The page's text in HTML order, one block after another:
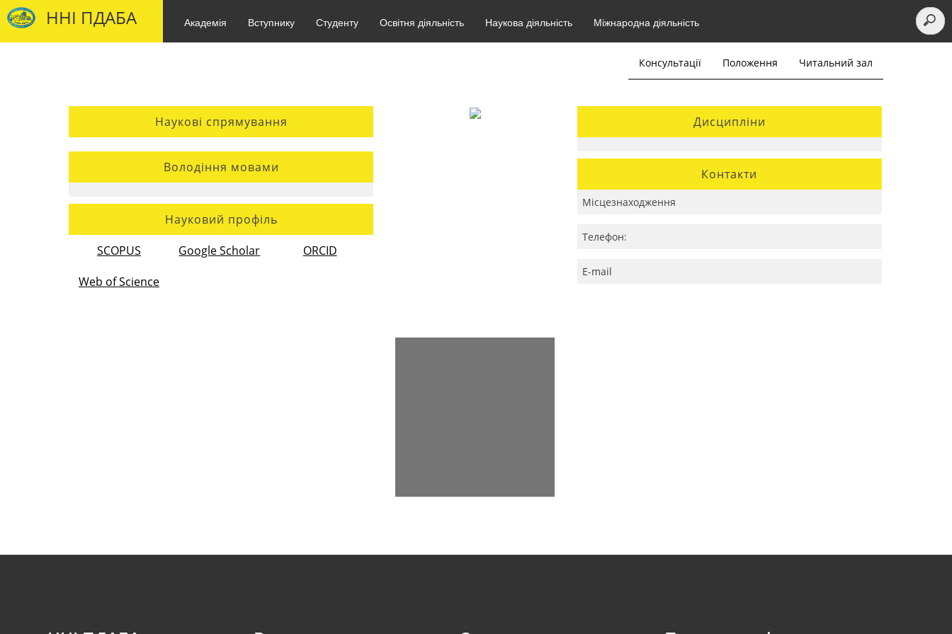
ННІ ПДАБА Академія Вступнику Студенту Освітня діяльність Наукова діяльність Міжнародна діяльність
Консультації Положення Читальний зал
Наукові спрямування
Володіння мовами
Науковий профіль
SCOPUS
Google Scholar
ORCID
Web of Science
Дисципліни
Контакти
Місцезнаходження
Телефон:
E-mail